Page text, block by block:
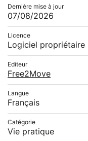
Dernière mise à jour
07/08/2026
Licence
Logiciel propriétaire
Editeur
Free2Move
Langue
Français
Catégorie
Vie pratique